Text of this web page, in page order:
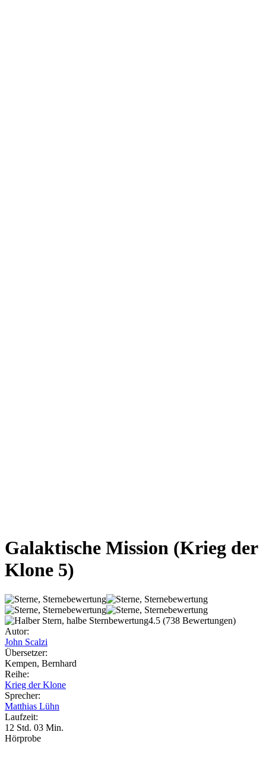
Galaktische Mission (Krieg der
Klone 5)
4.5 (738 Bewertungen)
Autor:
John Scalzi
Übersetzer:
Kempen, Bernhard
Reihe:
Krieg der Klone
Sprecher:
Matthias Lühn
Laufzeit:
12 Std. 03 Min.
Hörprobe